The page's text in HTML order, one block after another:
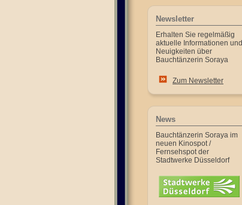
Newsletter
Erhalten Sie regelmäßig
aktuelle Informationen und
Neuigkeiten über
Bauchtänzerin Soraya
Zum Newsletter
News
Bauchtänzerin Soraya im
neuen Kinospot /
Fernsehspot der
Stadtwerke Düsseldorf